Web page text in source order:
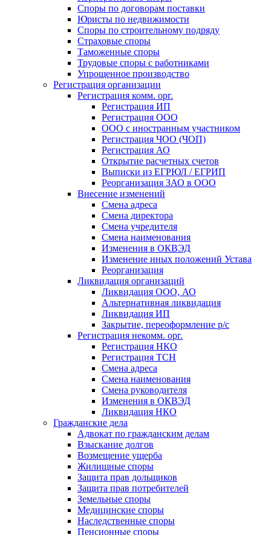
Споры по договорам поставки
Юристы по недвижимости
Споры по строительному подряду
Страховые споры
Таможенные споры
Трудовые споры с работниками
Упрощенное производство
Регистрация организации
Регистрация комм. орг.
Регистрация ИП
Регистрация ООО
ООО с иностранным участником
Регистрация ЧОО (ЧОП)
Регистрация АО
Открытие расчетных счетов
Выписки из ЕГРЮЛ / ЕГРИП
Реорганизация ЗАО в ООО
Внесение изменений
Смена адреса
Смена директора
Cмена учредителя
Смена наименования
Изменения в ОКВЭД
Изменение иных положений Устава
Реорганизация
Ликвидация организаций
Ликвидация ООО, АО
Альтернативная ликвидация
Ликвидация ИП
Закрытие, переоформление р/с
Регистрация некомм. орг.
Регистрация НКО
Регистрация ТСН
Смена адреса
Смена наименования
Смена руководителя
Изменения в ОКВЭД
Ликвидация НКО
Гражданские дела
Адвокат по гражданским делам
Взыскание долгов
Возмещение ущерба
Жилищные споры
Защита прав дольщиков
Защита прав потребителей
Земельные споры
Медицинские споры
Наследственные споры
Пенсионные споры